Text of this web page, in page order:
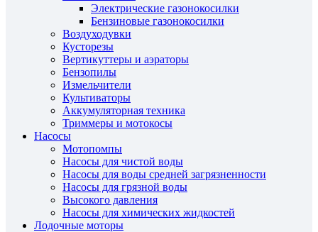
Электрические газонокосилки
Бензиновые газонокосилки
Воздуходувки
Кусторезы
Вертикуттеры и аэраторы
Бензопилы
Измельчители
Культиваторы
Аккумуляторная техника
Триммеры и мотокосы
Насосы
Мотопомпы
Насосы для чистой воды
Насосы для воды средней загрязненности
Насосы для грязной воды
Высокого давления
Насосы для химических жидкостей
Лодочные моторы